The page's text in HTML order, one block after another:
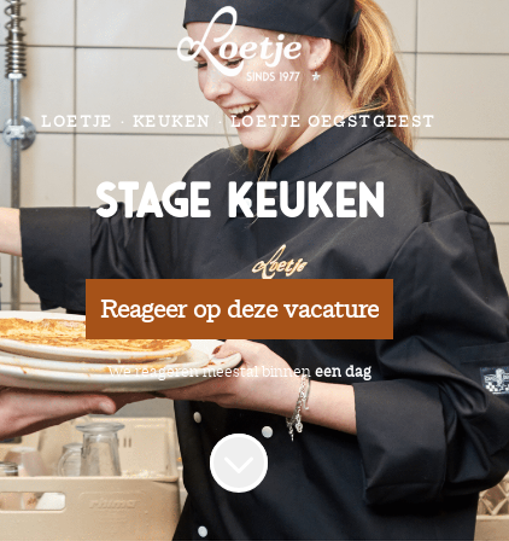
LOETJE · KEUKEN · LOETJE OEGSTGEEST
Stage Keuken
Reageer op deze vacature
We reageren meestal binneneen dag